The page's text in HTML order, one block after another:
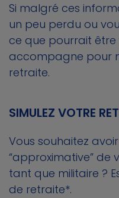
Si malgré ces
un peu perdu ou
ce que pourrait être
accompagne pour
retraite.
SIMULEZ VOTRE
Vous souhaitez
“approximative” de
tant que militaire ?
de retraite*.